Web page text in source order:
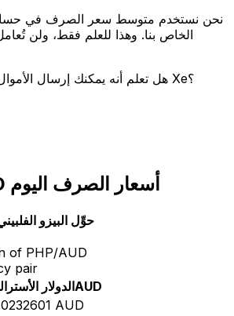
نحن نستخدم متوسط سعر الصرف في
الخاص بنا. وهذا للعلم فقط، ولن
هل تعلم أنه يمكنك إرسال الأموال إلى الخارج باستخدام Xe؟
PHP إلى AUD أسعار الصرف اليوم
حوِّل البيزو
of PHP/AUD
pair
الدولارAUD
AUD